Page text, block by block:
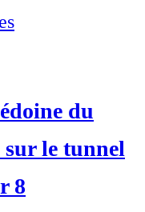
du
sur le tunnel
8